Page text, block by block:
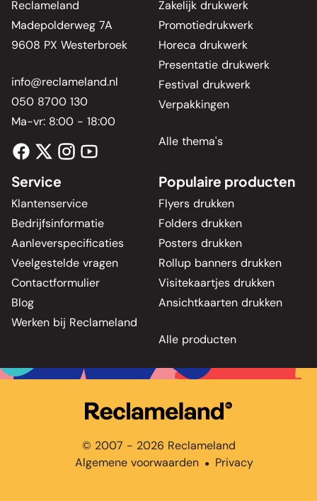
Reclameland
Madepolderweg 7A
9608 PX Westerbroek
info@reclameland.nl
050 8700 130
Ma-vr: 8:00 - 18:00
Zakelijk drukwerk
Promotiedrukwerk
Horeca drukwerk
Presentatie drukwerk
Festival drukwerk
Verpakkingen
Alle thema's
Service
Klantenservice
Bedrijfsinformatie
Aanleverspecificaties
Veelgestelde vragen
Contactformulier
Blog
Werken bij Reclameland
Populaire producten
Flyers drukken
Folders drukken
Posters drukken
Rollup banners drukken
Visitekaartjes drukken
Ansichtkaarten drukken
Alle producten
© 2007 - 2026 Reclameland
Algemene voorwaarden ● Privacy